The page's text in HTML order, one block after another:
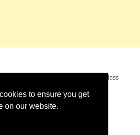
to ensure you get
on our website.
Menschen ohne Krieg leben dürfen, dass
verurteilen und sich von den
Das wünsche ich mir.